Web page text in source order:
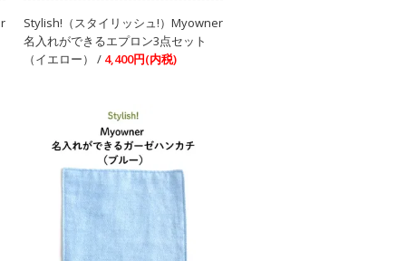
Stylish!（スタイリッシュ!）Myowner
名入れができるエプロン3点セット
（イエロー） / 4,400円(内税)